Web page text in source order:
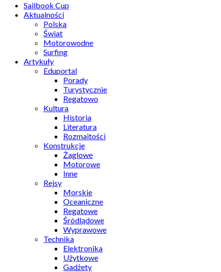
Sailbook Cup
Aktualności
Polska
Świat
Motorowodne
Surfing
Artykuły
Eduportal
Porady
Turystycznie
Regatowo
Kultura
Historia
Literatura
Rozmaitości
Konstrukcje
Żaglowe
Motorowe
Inne
Rejsy
Morskie
Oceaniczne
Regatowe
Śródlądowe
Wyprawowe
Technika
Elektronika
Użytkowe
Gadżety